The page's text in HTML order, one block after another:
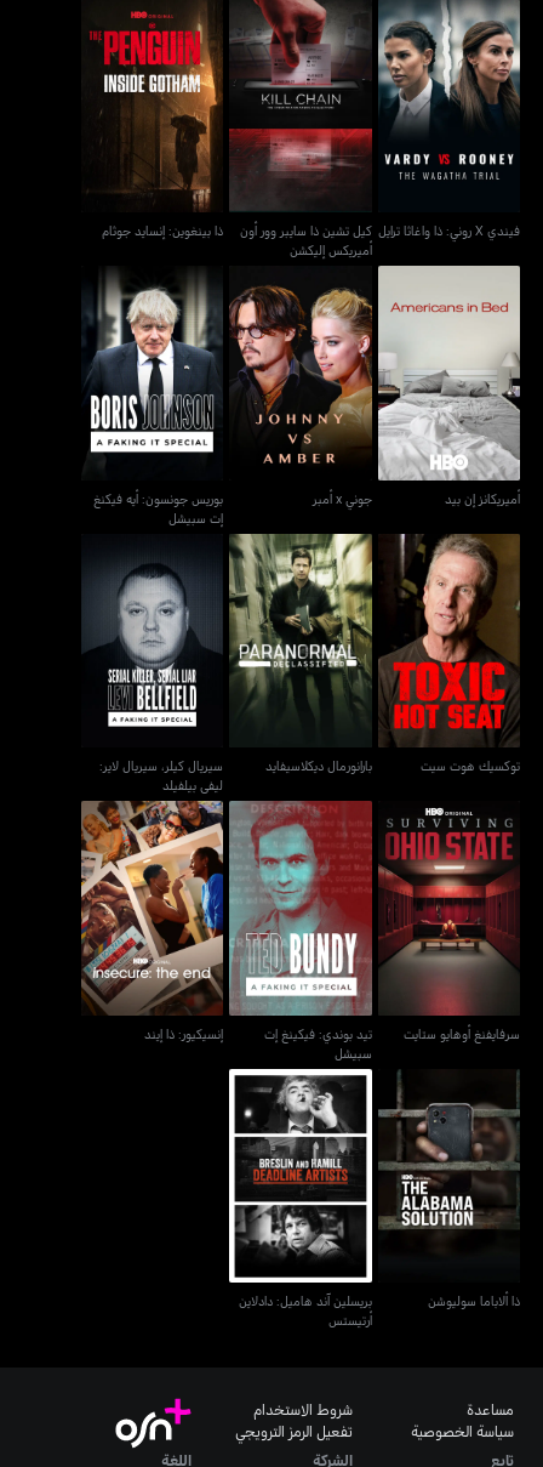
فيندي X روني: ذا واغاثا
فيندي X روني: ذا واغاثا ترايل
كيل تشين ذا سايبر وور أون
أميريكس إليكشن
كيل تشين ذا سايبر وور أون
أميريكس إليكشن
ذا بينغوين: إنسايد جوثام
ذا بينغوين: إنسايد جوثام
أميريكانز إن بيد
أميريكانز إن بيد
جوني x أمبر
جوني x أمبر
بوريس جونسون: أيه فيكنغ
إت سبيشل
بوريس جونسون: أيه فيكنغ
إت سبيشل
توكسيك هوت سيت
توكسيك هوت سيت
بارانورمال ديكلاسيفايد
بارانورمال ديكلاسيفايد
سيريال كيلر، سيريال لاير:
ليفي بيلفيلد
سيريال كيلر، سيريال لاير:
ليفي بيلفيلد
سرفايفنغ أوهايو ستايت
سرفايفنغ أوهايو ستايت
تيد بوندي: فيكينغ إت
سبيشل
تيد بوندي: فيكينغ إت
سبيشل
إنسيكيور: ذا إيند
إنسيكيور: ذا إيند
ذا ألاباما سوليوشن
ذا ألاباما سوليوشن
بريسلين آند هاميل: دادلاين
أرتيستس
بريسلين آند هاميل: دادلاين
أرتيستس
مساعدة
سياسة الخصوصية
شروط الاستخدام
تفعيل الرمز الترويجي
تابع
الشركة اللغة